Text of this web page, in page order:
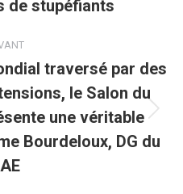
de stupéfiants
traversé par des
le Salon du
une véritable
Bourdeloux, DG du